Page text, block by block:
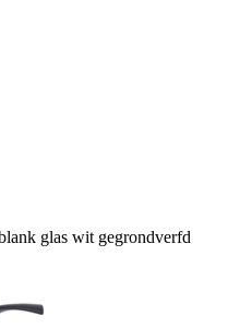
glas wit gegrondverfd